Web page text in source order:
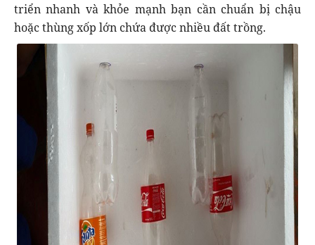
triển nhanh và khỏe mạnh bạn cần chuẩn bị chậu
hoặc thùng xốp lớn chứa được nhiều đất trồng.